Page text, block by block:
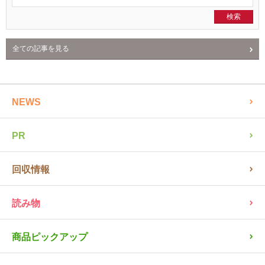
NEWS
PR
回収情報
読み物
商品ピックアップ